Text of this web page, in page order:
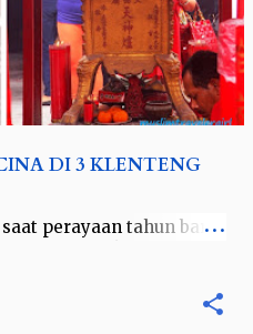
DI 3 KLENTENG
perayaan tahun baru
berniat untuk membuat
putih. Bahkan
&qu…